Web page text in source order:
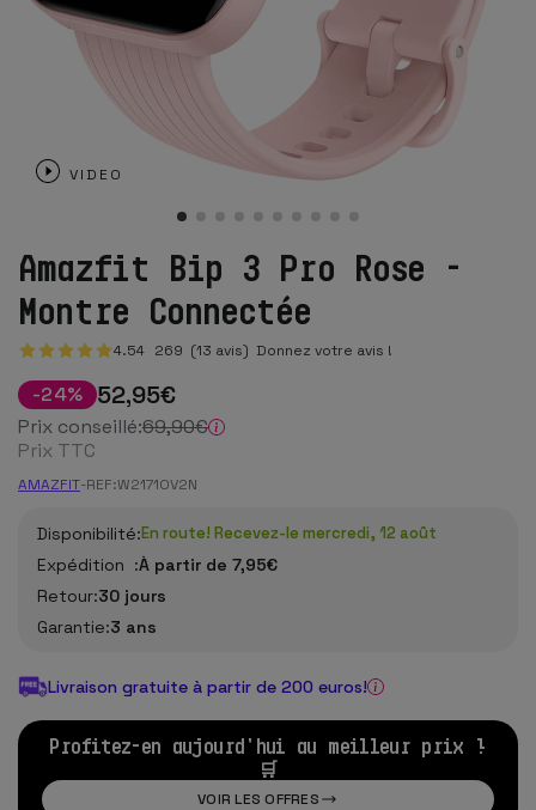
VIDEO
Amazfit Bip 3 Pro Rose -
Montre Connectée
4.54 269 (13 avis) Donnez votre avis !
-24% 52,95€
Prix conseillé:69,90€
Prix TTC
AMAZFIT-REF:W2171OV2N
Disponibilité:En route! Recevez-le mercredi, 12 août
Expédition :À partir de 7,95€
Retour:30 jours
Garantie:3 ans
Livraison gratuite à partir de 200 euros!
Profitez-en aujourd'hui au meilleur prix !
🛒
VOIR LES OFFRES